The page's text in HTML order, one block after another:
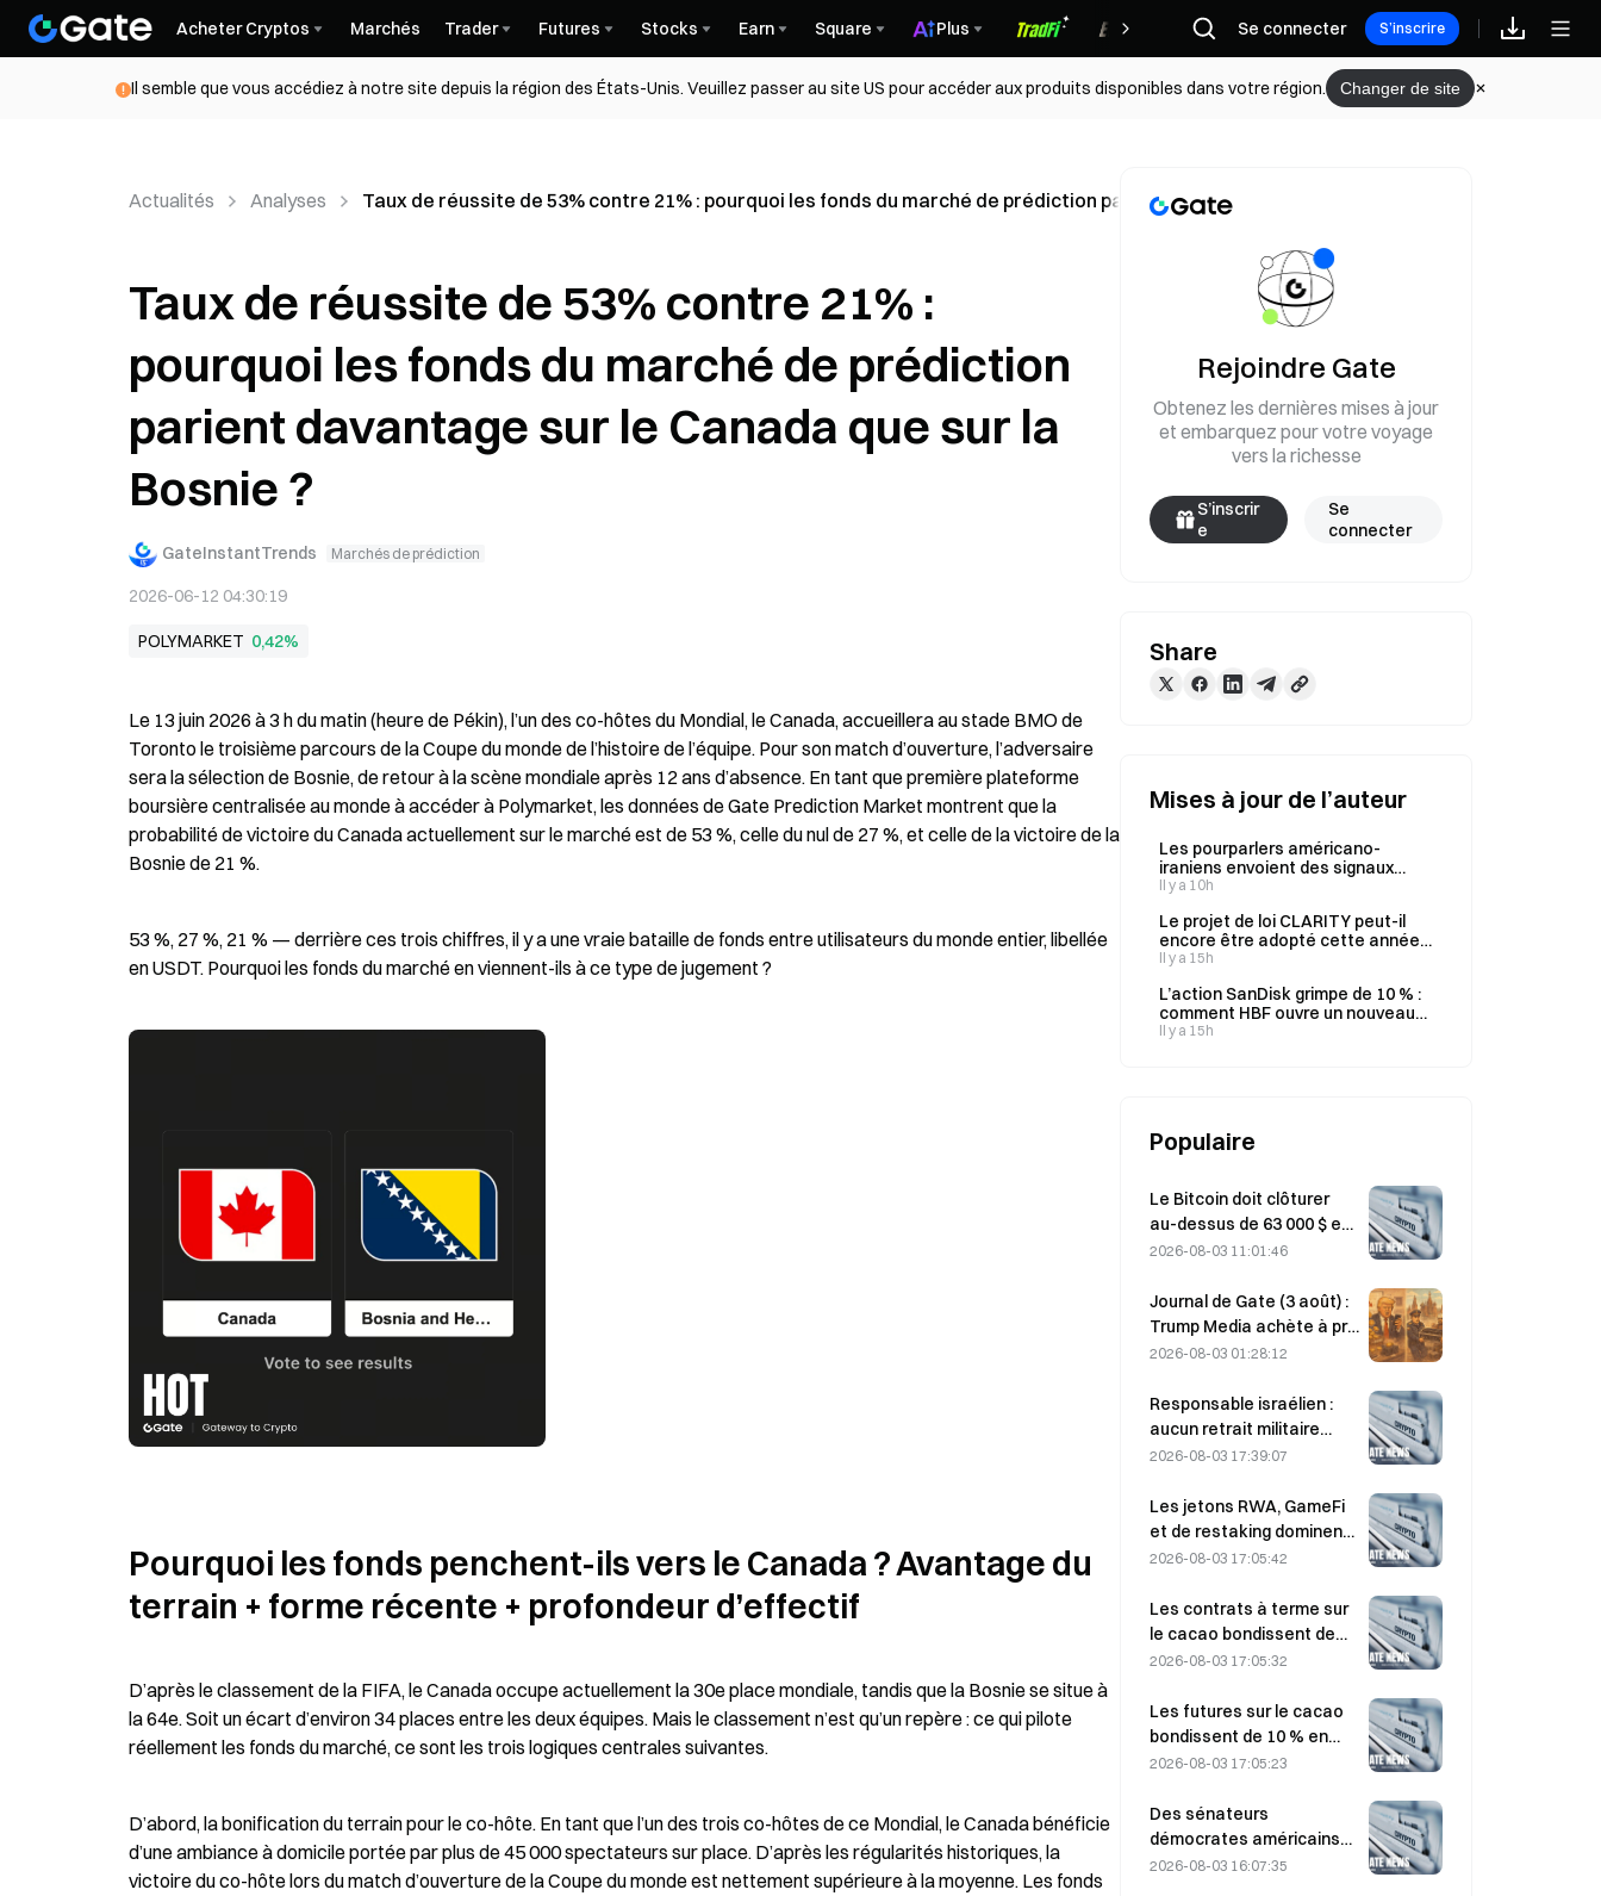
Acheter Cryptos Marchés Trader Futures Stocks Earn Square Plus Récompenses
Se connecter S’inscrire
Il semble que vous accédiez à notre site depuis la région des États-Unis. Veuillez passer au site US pour accéder aux produits disponibles dans votre région. Changer de site
Actualités Analyses Taux de réussite de 53% contre 21% : pourquoi les fonds du marché de prédiction parient davantage sur le Canada que sur la Bosnie ?
Taux de réussite de 53% contre 21% :
pourquoi les fonds du marché de prédiction
parient davantage sur le Canada que sur la
Bosnie ?
GateInstantTrends Marchés de prédiction
2026-06-12 04:30:19
POLYMARKET 0,42%
Le 13 juin 2026 à 3 h du matin (heure de Pékin), l’un des co-hôtes du Mondial, le Canada, accueillera au stade BMO de
Toronto le troisième parcours de la Coupe du monde de l’histoire de l’équipe. Pour son match d’ouverture, l’adversaire
sera la sélection de Bosnie, de retour à la scène mondiale après 12 ans d’absence. En tant que première plateforme
boursière centralisée au monde à accéder à Polymarket, les données de Gate Prediction Market montrent que la
probabilité de victoire du Canada actuellement sur le marché est de 53 %, celle du nul de 27 %, et celle de la victoire de la
Bosnie de 21 %.
53 %, 27 %, 21 % — derrière ces trois chiffres, il y a une vraie bataille de fonds entre utilisateurs du monde entier, libellée
en USDT. Pourquoi les fonds du marché en viennent-ils à ce type de jugement ?
Pourquoi les fonds penchent-ils vers le Canada ? Avantage du
terrain + forme récente + profondeur d’effectif
D’après le classement de la FIFA, le Canada occupe actuellement la 30e place mondiale, tandis que la Bosnie se situe à
la 64e. Soit un écart d’environ 34 places entre les deux équipes. Mais le classement n’est qu’un repère : ce qui pilote
réellement les fonds du marché, ce sont les trois logiques centrales suivantes.
D’abord, la bonification du terrain pour le co-hôte. En tant que l’un des trois co-hôtes de ce Mondial, le Canada bénéficie
d’une ambiance à domicile portée par plus de 45 000 spectateurs sur place. D’après les régularités historiques, la
victoire du co-hôte lors du match d’ouverture de la Coupe du monde est nettement supérieure à la moyenne. Les fonds
Rejoindre Gate
Obtenez les dernières mises à jour
et embarquez pour votre voyage
vers la richesse
S’inscrir
e
Se
connecter
Share
Mises à jour de l’auteur
Les pourparlers américano-
iraniens envoient des signaux
d’apaisement : le pétrole recule,
rebondir ?
Il y a 10h
Le projet de loi CLARITY peut-il
encore être adopté cette année ?
Les signaux du marché derrière la
marché prédictif de Gate
Il y a 15h
L’action SanDisk grimpe de 10 % :
comment HBF ouvre un nouveau
cycle pour le stockage de l’IA, et
Il y a 15h
Populaire
Le Bitcoin doit clôturer
au-dessus de 63 000 $ en
août pour confirmer le
selon une étude : cela
pourrait être multiplié par
10.
2026-08-03 11:01:46
Journal de Gate (3 août) :
Trump Media achète à prix
fort et vend à prix bas,
2 628 bitcoins ;
l’interdiction de
l’exploitation minière de
Moscou entre en vigueur
à partir d’août
2026-08-03 01:28:12
Responsable israélien :
aucun retrait militaire
avant que le Hamas ne
2026-08-03 17:39:07
Les jetons RWA, GameFi
et de restaking dominent
les performances du
2026-08-03 17:05:42
Les contrats à terme sur
le cacao bondissent de
près de 8 % en séance
dernière journée de
vendredi, surprenant les
participants au marché
2026-08-03 17:05:32
Les futures sur le cacao
bondissent de 10 % en
raison de préoccupations
rapprochent de 6 000
dollars la tonne
2026-08-03 17:05:23
Des sénateurs
démocrates américains
exhortent la CFTC à
2026-08-03 16:07:35